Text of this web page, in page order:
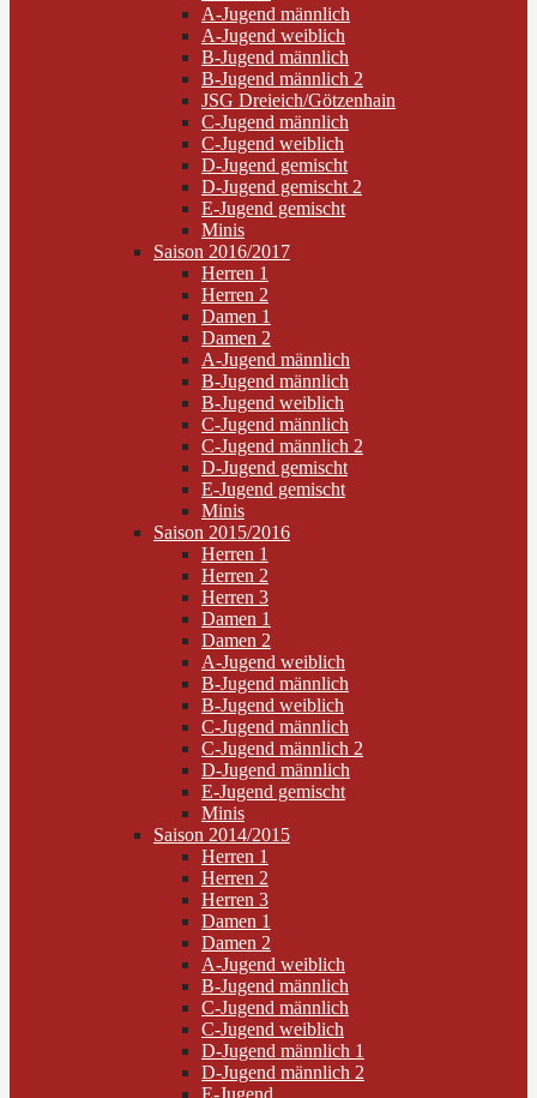
A-Jugend männlich
A-Jugend weiblich
B-Jugend männlich
B-Jugend männlich 2
JSG Dreieich/Götzenhain
C-Jugend männlich
C-Jugend weiblich
D-Jugend gemischt
D-Jugend gemischt 2
E-Jugend gemischt
Minis
Saison 2016/2017
Herren 1
Herren 2
Damen 1
Damen 2
A-Jugend männlich
B-Jugend männlich
B-Jugend weiblich
C-Jugend männlich
C-Jugend männlich 2
D-Jugend gemischt
E-Jugend gemischt
Minis
Saison 2015/2016
Herren 1
Herren 2
Herren 3
Damen 1
Damen 2
A-Jugend weiblich
B-Jugend männlich
B-Jugend weiblich
C-Jugend männlich
C-Jugend männlich 2
D-Jugend männlich
E-Jugend gemischt
Minis
Saison 2014/2015
Herren 1
Herren 2
Herren 3
Damen 1
Damen 2
A-Jugend weiblich
B-Jugend männlich
C-Jugend männlich
C-Jugend weiblich
D-Jugend männlich 1
D-Jugend männlich 2
E-Jugend